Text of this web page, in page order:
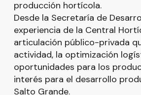
producción hortícola.
Desde la Secretaría de
experiencia de la Central
articulación público-privada
actividad, la optimización
oportunidades para los
interés para el desarrollo
Salto Grande.